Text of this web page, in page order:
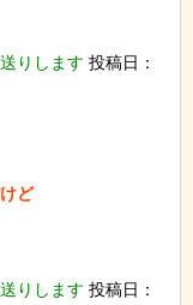
りします 投稿日：
ど
りします 投稿日：